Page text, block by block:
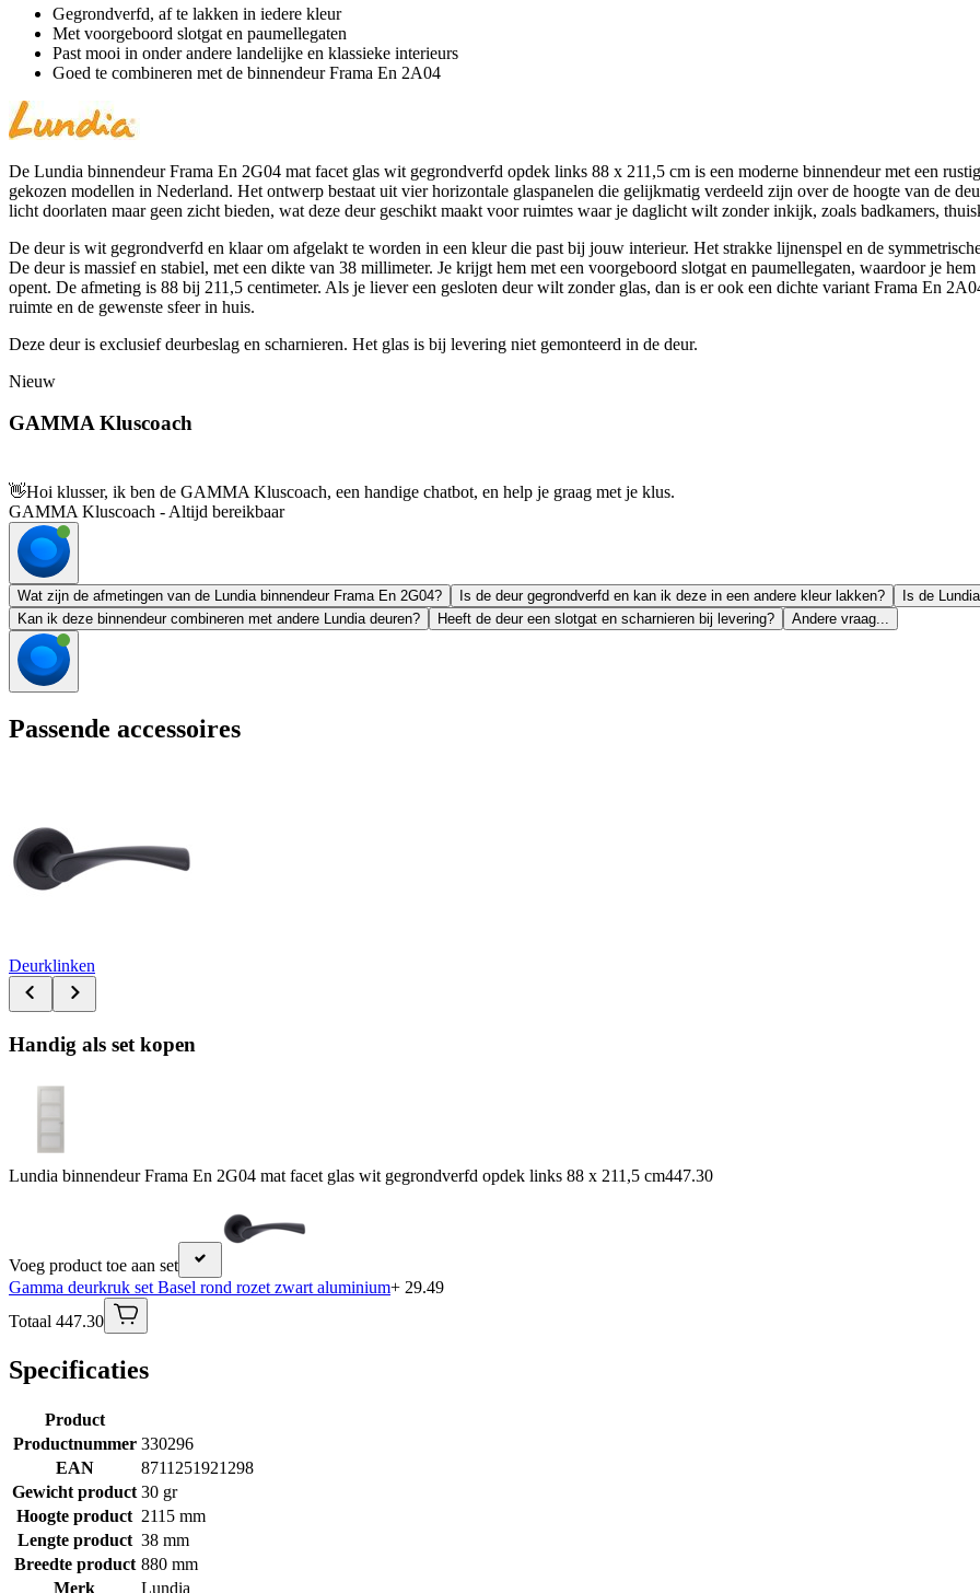
Gegrondverfd, af te lakken in iedere kleur
Met voorgeboord slotgat en paumellegaten
Past mooi in onder andere landelijke en klassieke interieurs
Goed te combineren met de binnendeur Frama En 2A04
De Lundia binnendeur Frama En 2G04 mat facet glas wit gegrondverfd opdek links 88 x 211,5 cm is een moderne binnendeur met een
gekozen modellen in Nederland. Het ontwerp bestaat uit vier horizontale glaspanelen die gelijkmatig verdeeld zijn over de hoogte van de
licht doorlaten maar geen zicht bieden, wat deze deur geschikt maakt voor ruimtes waar je daglicht wilt zonder inkijk, zoals badkamers,
De deur is wit gegrondverfd en klaar om afgelakt te worden in een kleur die past bij jouw interieur. Het strakke lijnenspel en de
De deur is massief en stabiel, met een dikte van 38 millimeter. Je krijgt hem met een voorgeboord slotgat en paumellegaten, waardoor je
opent. De afmeting is 88 bij 211,5 centimeter. Als je liever een gesloten deur wilt zonder glas, dan is er ook een dichte variant Frama En
ruimte en de gewenste sfeer in huis.
Deze deur is exclusief deurbeslag en scharnieren. Het glas is bij levering niet gemonteerd in de deur.
Nieuw
GAMMA Kluscoach
👋Hoi klusser, ik ben de GAMMA Kluscoach, een handige chatbot, en help je graag met je klus.
GAMMA Kluscoach - Altijd bereikbaar
Wat zijn de afmetingen van de Lundia binnendeur Frama En 2G04? Is de deur gegrondverfd en kan ik deze in een andere kleur lakken?
Is de
Kan ik deze binnendeur combineren met andere Lundia deuren?
Heeft de deur een slotgat en scharnieren bij levering? Andere vraag...
Passende accessoires
Deurklinken
Handig als set kopen
Lundia binnendeur Frama En 2G04 mat facet glas wit gegrondverfd opdek links 88 x 211,5 cm447.30
Voeg product toe aan set
Gamma deurkruk set Basel rond rozet zwart aluminium+ 29.49
Totaal 447.30
Specificaties
Product
Productnummer 330296
EAN
8711251921298
Gewicht product 30 gr
Hoogte product 2115 mm
Lengte product 38 mm
Breedte product 880 mm
Merk
Lundia